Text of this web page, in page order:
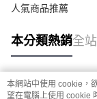
人氣商品推薦
本分類熱銷全
熱門標籤
本網站中使用 cookie，
望在電腦上使用 cookie